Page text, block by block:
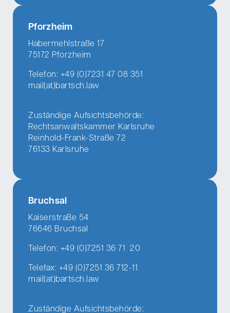
Pforzheim
Habermehlstraße 17
75172 Pforzheim
Telefon: +49 (0)7231 47 08 351
mail(at)bartsch.law
Zuständige Aufsichtsbehörde:
Rechtsanwaltskammer Karlsruhe
Reinhold-Frank-Straße 72
76133 Karlsruhe
Bruchsal
Kaiserstraße 54
76646 Bruchsal
Telefon: +49 (0)7251 36 71 20
Telefax: +49 (0)7251 36 712-11
mail(at)bartsch.law
Zuständige Aufsichtsbehörde: